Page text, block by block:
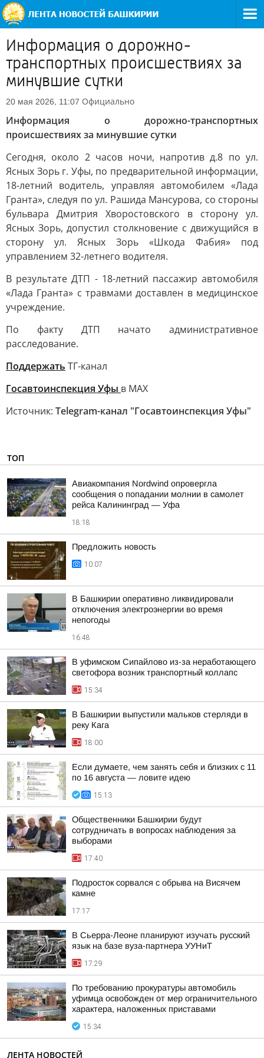
Информация о дорожно-
транспортных происшествиях за
минувшие сутки
20 мая 2026, 11:07 Официально
Информация о дорожно-транспортных
происшествиях за минувшие сутки
Сегодня, около 2 часов ночи, напротив д.8 по ул.
Ясных Зорь г. Уфы, по предварительной информации,
18-летний водитель, управляя автомобилем «Лада
Гранта», следуя по ул. Рашида Мансурова, со стороны
бульвара Дмитрия Хворостовского в сторону ул.
Ясных Зорь, допустил столкновение с движущийся в
сторону ул. Ясных Зорь «Шкода Фабия» под
управлением 32-летнего водителя.
В результате ДТП - 18-летний пассажир автомобиля
«Лада Гранта» с травмами доставлен в медицинское
учреждение.
По факту ДТП начато административное
расследование.
Поддержать ТГ-канал
Госавтоинспекция Уфы в MAX
Источник: Telegram-канал "Госавтоинспекция Уфы"
ТОП
Авиакомпания Nordwind опровергла
сообщения о попадании молнии в самолет
рейса Калининград — Уфа
18:18
Предложить новость
10:07
В Башкирии оперативно ликвидировали
отключения электроэнергии во время
непогоды
16:48
В уфимском Сипайлово из-за неработающего
светофора возник транспортный коллапс
15:34
В Башкирии выпустили мальков стерляди в
реку Кага
18:00
Если думаете, чем занять себя и близких с 11
по 16 августа — ловите идею
15:13
Общественники Башкирии будут
сотрудничать в вопросах наблюдения за
выборами
17:40
Подросток сорвался с обрыва на Висячем
камне
17:17
В Сьерра-Леоне планируют изучать русский
язык на базе вуза-партнера УУНиТ
17:29
По требованию прокуратуры автомобиль
уфимца освобожден от мер ограничительного
характера, наложенных приставами
15:34
ЛЕНТА НОВОСТЕЙ